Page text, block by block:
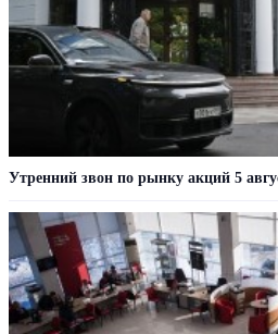
Утренний звон по рынку акций 5